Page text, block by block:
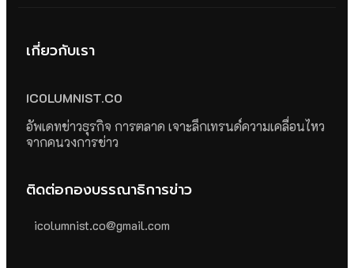
เกี่ยวกับเรา
ICOLUMNIST.CO
อัพเดทข่าวธุรกิจ การตลาด เจาะลึกเทรนด์ความเคลื่อนไหว
จากคนวงการข่าว
ติดต่อกองบรรณาธิการข่าว
icolumnist.co@gmail.com